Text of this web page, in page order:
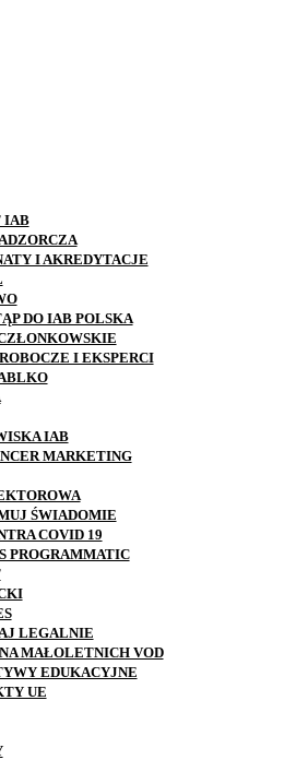
IAB
I AKREDYTACJE
DO IAB POLSKA
I EKSPERCI
IAB
MARKETING
ŚWIADOMIE
COVID 19
PROGRAMMATIC
LEGALNIE
MAŁOLETNICH VOD
EDUKACYJNE
UE